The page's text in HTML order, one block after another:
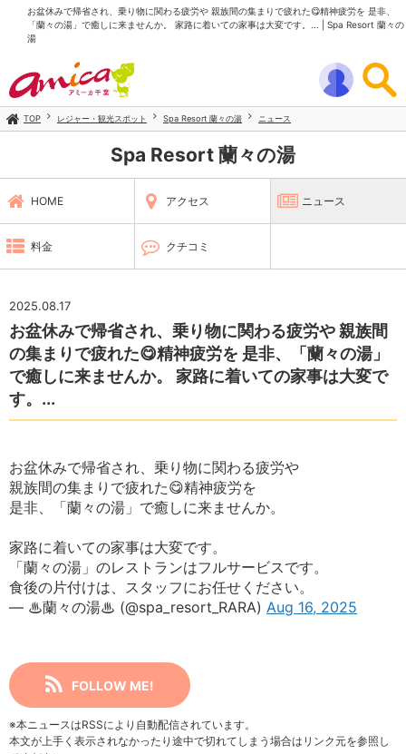
お盆休みで帰省され、乗り物に関わる疲労や 親族間の集まりで疲れた😋精神疲労を 是非、
「蘭々の湯」で癒しに来ませんか。 家路に着いての家事は大変です。... | Spa Resort 蘭々の
湯
TOP レジャー・観光スポット Spa Resort 蘭々の湯 ニュース
Spa Resort 蘭々の湯
HOME アクセス ニュース
料金 クチコミ
2025.08.17
お盆休みで帰省され、乗り物に関わる疲労や 親族間
の集まりで疲れた😋精神疲労を 是非、「蘭々の湯」
で癒しに来ませんか。 家路に着いての家事は大変で
す。...
お盆休みで帰省され、乗り物に関わる疲労や
親族間の集まりで疲れた😋精神疲労を
是非、「蘭々の湯」で癒しに来ませんか。
家路に着いての家事は大変です。
「蘭々の湯」のレストランはフルサービスです。
食後の片付けは、スタッフにお任せください。
— ♨蘭々の湯♨ (@spa_resort_RARA) Aug 16, 2025
FOLLOW ME!
※本ニュースはRSSにより自動配信されています。
本文が上手く表示されなかったり途中で切れてしまう場合はリンク元を参照し